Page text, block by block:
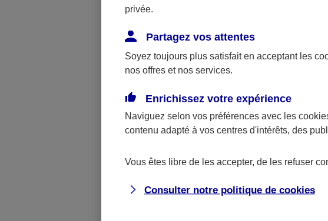
dirigeant
privée.
Partagez vos attentes
Soyez toujours plus satisfait en acceptant les
nos offres et nos services.
Enrichissez votre expérience
Naviguez selon vos préférences avec les
contenu adapté à vos centres d'intérêts, des
Vous êtes libre de les accepter, de les refuser
Consulter notre politique de cookies